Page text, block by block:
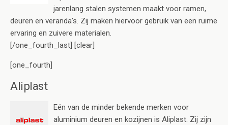
jarenlang stalen systemen maakt voor ramen,
deuren en veranda’s. Zij maken hiervoor gebruik van een ruime
ervaring en zuivere materialen.
[/one_fourth_last] [clear]
[one_fourth]
Aliplast
Eén van de minder bekende merken voor
aluminium deuren en kozijnen is Aliplast. Zij zijn